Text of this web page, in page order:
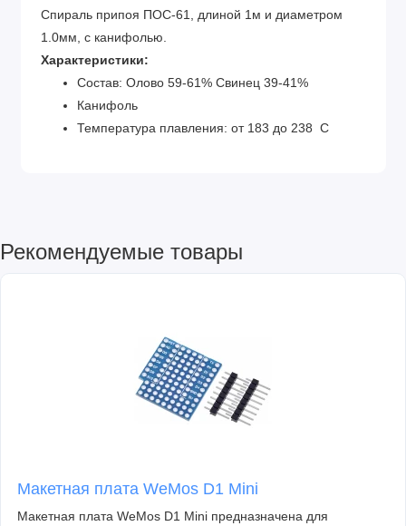
Спираль припоя ПОС-61, длиной 1м и диаметром
1.0мм, c канифолью.
Характеристики:
Состав: Олово 59-61% Свинец 39-41%
Канифоль
Температура плавления: от 183 до 238 С
Рекомендуемые товары
Макетная плата WeMos D1 Mini
Макетная плата WeMos D1 Mini предназначена для